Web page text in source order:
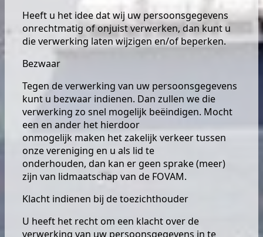
Heeft u het idee dat wij uw persoonsgegevens
onrechtmatig of onjuist verwerken, dan kunt u
die verwerking laten wijzigen en/of beperken.
Bezwaar
Tegen de verwerking van uw persoonsgegevens
kunt u bezwaar indienen. Dan zullen we die
verwerking zo snel mogelijk beëindigen. Mocht
een en ander het hierdoor
onmogelijk maken het zakelijk verkeer tussen
onze vereniging en u als lid te
onderhouden, dan kan er geen sprake (meer)
zijn van lidmaatschap van de FOVAM.
Klacht indienen bij de toezichthouder
U heeft het recht om een klacht over de
verwerking van uw persoonsgegevens in te